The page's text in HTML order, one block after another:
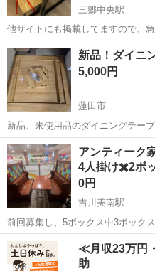
三郷中央駅
他サイトにも掲載してますので、
ご了承ください。 OSB合板のアイアンダイニングテーブルセット。
全然まだまだ使えますし気に入っ
たのでお譲りします。 グラつき...
埼玉 三郷市 三郷中央駅
新品！ダイニ
5,000円
蓮田市
新品、未使用品のダイニングテーブルです！ 傷等見ら
庫にて保管してあるので、多少の
つ脚
埼玉 蓮田市 ダイニングセ
アンティー
4人掛け✖️2ボ
0円
吉川美南駅
前回募集し、5ボックス中3ボック
料です ただトラックでの引き取り
き取りをお願いします。こちらも
お渡し日ですが、ピンポイント...
埼玉 吉川市 吉川美南駅
≪月収23万円
助